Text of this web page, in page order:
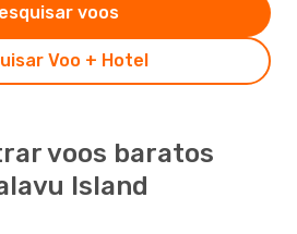
Voo + Hotel
voos
voos baratos
Island